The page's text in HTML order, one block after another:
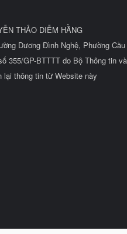
THẢO DIỄM HẰNG
Dương Đình Nghệ, Phường
355/GP-BTTTT do Bộ Thông tin
lại thông tin từ Website này